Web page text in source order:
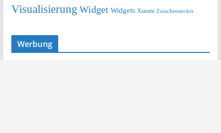
Visualisierung Widget Widgets Xiaomi Zwischenstecker
Werbung